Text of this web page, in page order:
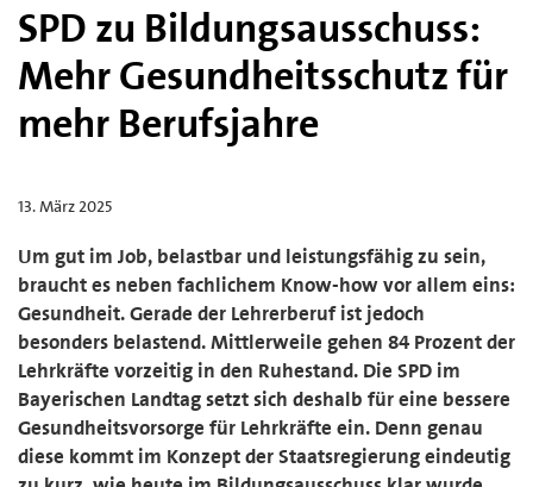
SPD zu Bildungsausschuss:
Mehr Gesundheitsschutz für
mehr Berufsjahre
13. März 2025
Um gut im Job, belastbar und leistungsfähig zu sein,
braucht es neben fachlichem Know-how vor allem eins:
Gesundheit. Gerade der Lehrerberuf ist jedoch
besonders belastend. Mittlerweile gehen 84 Prozent der
Lehrkräfte vorzeitig in den Ruhestand. Die SPD im
Bayerischen Landtag setzt sich deshalb für eine bessere
Gesundheitsvorsorge für Lehrkräfte ein. Denn genau
diese kommt im Konzept der Staatsregierung eindeutig